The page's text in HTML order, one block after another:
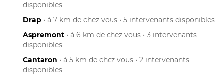
disponibles
Drap • à 7 km de chez vous • 5 intervenants disponibles
Aspremont • à 6 km de chez vous • 3 intervenants
disponibles
Cantaron • à 5 km de chez vous • 2 intervenants
disponibles